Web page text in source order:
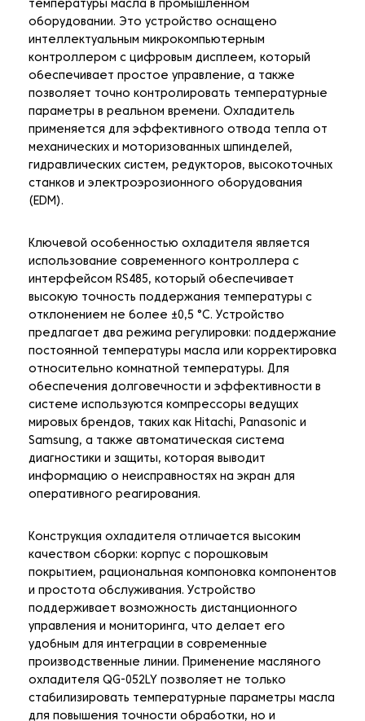
температуры масла в промышленном
оборудовании. Это устройство оснащено
интеллектуальным микрокомпьютерным
контроллером с цифровым дисплеем, который
обеспечивает простое управление, а также
позволяет точно контролировать температурные
параметры в реальном времени. Охладитель
применяется для эффективного отвода тепла от
механических и моторизованных шпинделей,
гидравлических систем, редукторов, высокоточных
станков и электроэрозионного оборудования
(EDM).
Ключевой особенностью охладителя является
использование современного контроллера с
интерфейсом RS485, который обеспечивает
высокую точность поддержания температуры с
отклонением не более ±0,5 °C. Устройство
предлагает два режима регулировки: поддержание
постоянной температуры масла или корректировка
относительно комнатной температуры. Для
обеспечения долговечности и эффективности в
системе используются компрессоры ведущих
мировых брендов, таких как Hitachi, Panasonic и
Samsung, а также автоматическая система
диагностики и защиты, которая выводит
информацию о неисправностях на экран для
оперативного реагирования.
Конструкция охладителя отличается высоким
качеством сборки: корпус с порошковым
покрытием, рациональная компоновка компонентов
и простота обслуживания. Устройство
поддерживает возможность дистанционного
управления и мониторинга, что делает его
удобным для интеграции в современные
производственные линии. Применение масляного
охладителя QG-052LY позволяет не только
стабилизировать температурные параметры масла
для повышения точности обработки, но и